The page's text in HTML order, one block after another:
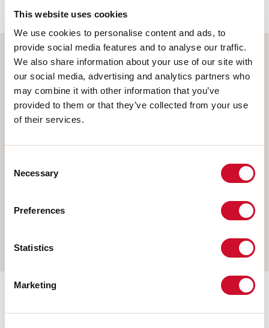
This website uses cookies
We use cookies to personalise content and ads, to
provide social media features and to analyse our traffic.
We also share information about your use of our site with
our social media, advertising and analytics partners who
may combine it with other information that you’ve
provided to them or that they’ve collected from your use
of their services.
Selection
Necessary
Preferences
Statistics
Marketing
Wählen Sie Ihr Produkt
IM GIPSKARTON EINGEBAUT